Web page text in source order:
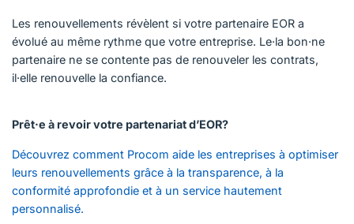
Les renouvellements révèlent si votre partenaire EOR a
évolué au même rythme que votre entreprise. Le·la bon·ne
partenaire ne se contente pas de renouveler les contrats,
il·elle renouvelle la confiance.
Prêt·e à revoir votre partenariat d’EOR?
Découvrez comment Procom aide les entreprises à optimiser
leurs renouvellements grâce à la transparence, à la
conformité approfondie et à un service hautement
personnalisé.